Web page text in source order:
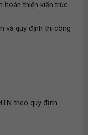
hoàn thiện kiến trúc
và quy định thi công
theo quy định